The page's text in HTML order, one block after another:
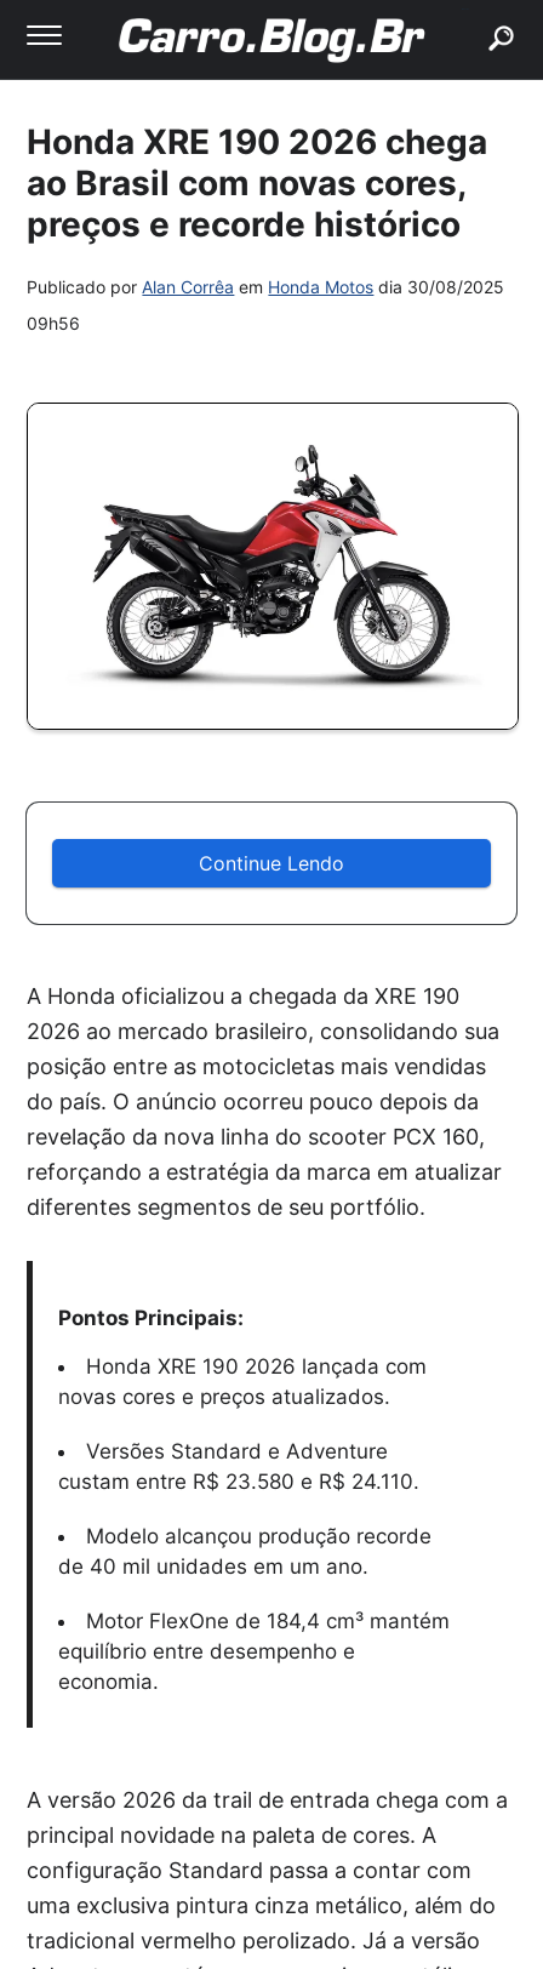
Honda XRE 190 2026 chega
ao Brasil com novas cores,
preços e recorde histórico
Publicado porAlan Corrêa em Honda Motos dia 30/08/2025
09h56
Continue Lendo
A Honda oficializou a chegada da XRE 190
2026 ao mercado brasileiro, consolidando sua
posição entre as motocicletas mais vendidas
do país. O anúncio ocorreu pouco depois da
revelação da nova linha do scooter PCX 160,
reforçando a estratégia da marca em atualizar
diferentes segmentos de seu portfólio.
Pontos Principais:
Honda XRE 190 2026 lançada com
novas cores e preços atualizados.
Versões Standard e Adventure
custam entre R$ 23.580 e R$ 24.110.
Modelo alcançou produção recorde
de 40 mil unidades em um ano.
Motor FlexOne de 184,4 cm³ mantém
equilíbrio entre desempenho e
economia.
A versão 2026 da trail de entrada chega com a
principal novidade na paleta de cores. A
configuração Standard passa a contar com
uma exclusiva pintura cinza metálico, além do
tradicional vermelho perolizado. Já a versão